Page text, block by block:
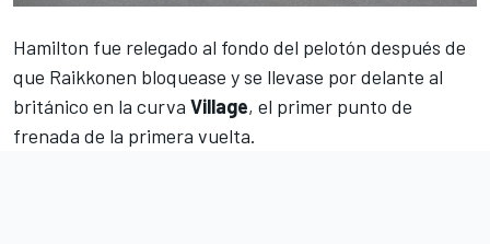
Hamilton fue relegado al fondo del pelotón después de
que Raikkonen bloquease y se llevase por delante al
británico en la curva Village, el primer punto de
frenada de la primera vuelta.